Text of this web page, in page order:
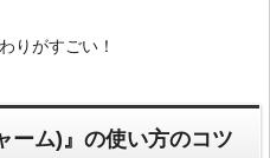
りがすごい！
ーム)』の使い方のコツ